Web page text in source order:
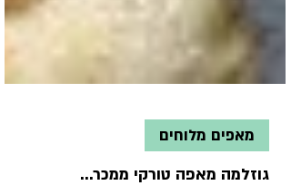
מאפים מלוחים